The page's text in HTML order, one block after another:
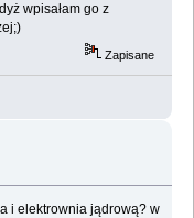
wpisałam go z
Zapisane
i elektrownia jądrową? w